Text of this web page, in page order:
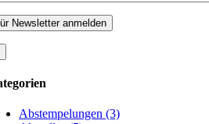
Abstempelungen (3)